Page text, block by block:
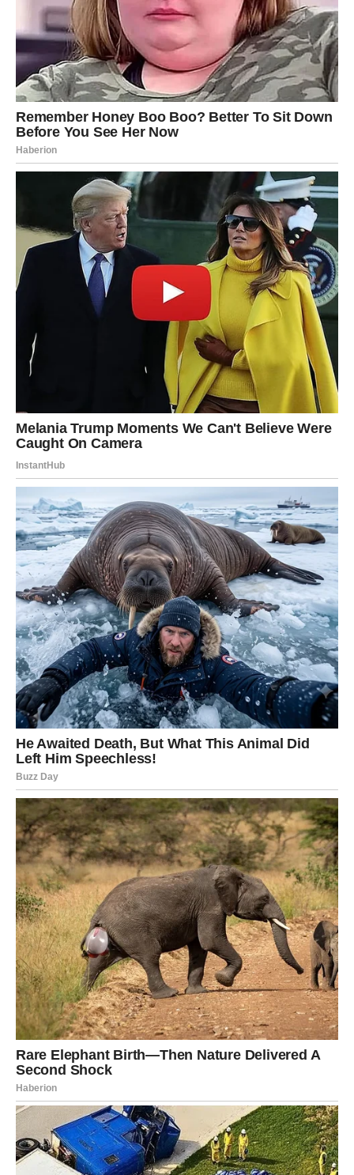
3 jaja, 3 žlice brašna, 2 žlice izmrvljenog sira i 1 žličica
češnjaka u prahu za premaz:
50 grama brašna i 100 grama prezli za prženje:
Ulje na biljnoj bazi
KAKO PRIPREMITI TIKVICE?
Pripremite tikvice:
Narežite ili narežite 2 tikvice na štapiće ili kolutiće. Dodajte sol i
crni papar za začin.
Napravite tijesto:
U posudi umutiti 3 jaja. U jaja umiješajte 2 žlice brašna, 2 žlice
naribanog sira i 1 žličicu češnjaka u prahu. Temeljito
promiješajte kako biste dobili dobro izmiješanu smjesu.
Pripremite smjesu:
Na jednu ploču stavite 50 grama brašna, a na drugu 100
grama krušnih mrvica.
Poklopiti tikvice.
Svaku plošku ili štapić tikvice prvo pobrašnite, zatim umočite u
smjesu od jaja, a na kraju pospite prezlama. Nastavite s
pečenjem tikvica.
U tavi zagrijte biljno ulje dok ne zavrije. Na zagrijanom ulju
pržite premazane tikvice dok ne porumene.
Poslužiti:
Pečene tikvice izvadite iz ulja i ostavite da se ocijede na
papirnatim ručnicima. Poslužite toplo i uživajte u okusu!